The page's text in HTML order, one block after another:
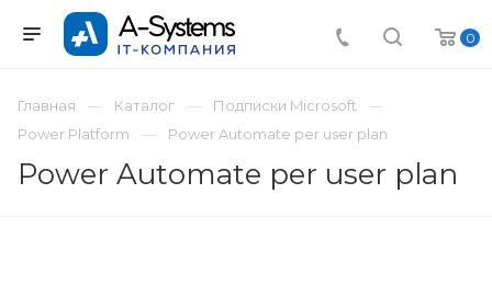
0
Главная Каталог
Подписки Microsoft
Power Platform
Power Automate per user plan
Power Automate per user plan